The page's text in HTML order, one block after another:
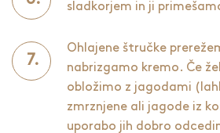
sladkorjem in ji
Ohlajene štručke
nabrizgamo kremo. Če
obložimo z jagodami
zmrznjene ali jagode iz
uporabo jih dobro